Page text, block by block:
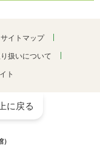
サイトマップ
扱いについて
ト
に戻る